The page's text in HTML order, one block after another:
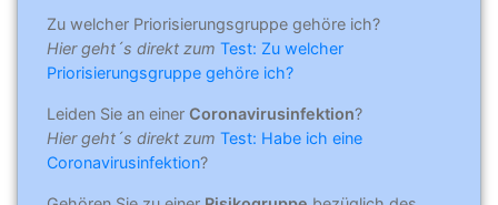
Zu welcher Priorisierungsgruppe gehöre ich?
Hier geht´s direkt zum Test: Zu welcher
Priorisierungsgruppe gehöre ich?
Leiden Sie an einer Coronavirusinfektion?
Hier geht´s direkt zum Test: Habe ich eine
Coronavirusinfektion?